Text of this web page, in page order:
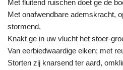
Met fluitend ruischen doet ge de
Met onafwendbare ademskracht,
stormend,
Knakt ge in uw vlucht het stoer-
Van eerbiedwaardige eiken; met
Storten zij knarsend ter aard,